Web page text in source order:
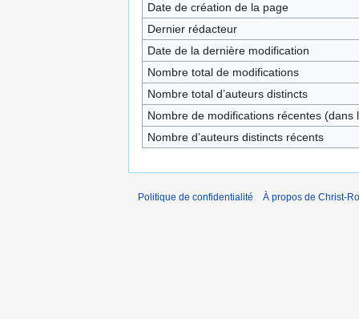
Date de création de la page
Dernier rédacteur
Date de la dernière modification
Nombre total de modifications
Nombre total d’auteurs distincts
Nombre de modifications récentes (dans
Nombre d’auteurs distincts récents
Politique de confidentialité À propos de Christ-